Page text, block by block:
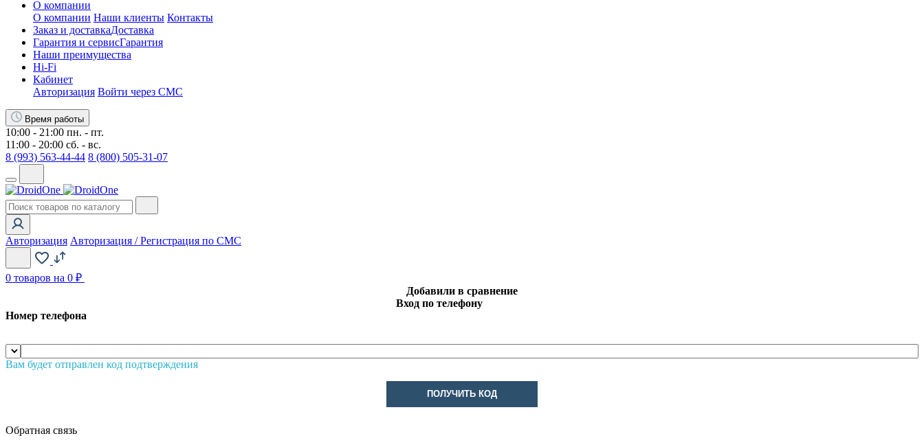
О компании
О компании Наши клиенты Контакты
Заказ и доставкаДоставка
Гарантия и сервисГарантия
Наши преимущества
Hi-Fi
Кабинет
Авторизация Войти через СМС
Время работы
10:00 - 21:00 пн. - пт.
11:00 - 20:00 сб. - вс.
8 (993) 563-44-44 8 (800) 505-31-07
Авторизация Авторизация / Регистрация по СМС
0 товаров на 0 ₽
Добавили в сравнение
Вход по телефону
Номер телефона
Вам будет отправлен код подтверждения
ПОЛУЧИТЬ КОД
Обратная связь